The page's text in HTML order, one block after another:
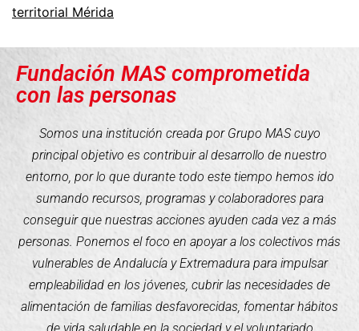
territorial Mérida
Fundación MAS comprometida
con las personas
Somos una institución creada por Grupo MAS cuyo
principal objetivo es contribuir al desarrollo de nuestro
entorno, por lo que durante todo este tiempo hemos ido
sumando recursos, programas y colaboradores para
conseguir que nuestras acciones ayuden cada vez a más
personas. Ponemos el foco en apoyar a los colectivos más
vulnerables de Andalucía y Extremadura para impulsar
empleabilidad en los jóvenes, cubrir las necesidades de
alimentación de familias desfavorecidas, fomentar hábitos